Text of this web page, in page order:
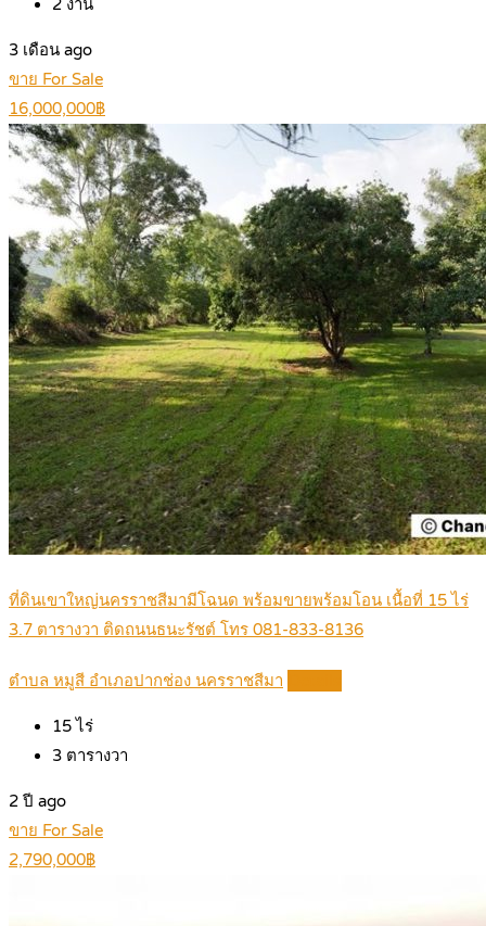
2 งาน
3 เดือน ago
ขาย For Sale
16,000,000฿
ที่ดินเขาใหญ่นครราชสีมามีโฉนด พร้อมขายพร้อมโอน เนื้อที่ 15 ไร่
3.7 ตารางวา ติดถนนธนะรัชต์ โทร 081-833-8136
ตำบล หมูสี อำเภอปากช่อง นครราชสีมา
15ไร่
3 ตารางวา
2 ปี ago
ขาย For Sale
2,790,000฿